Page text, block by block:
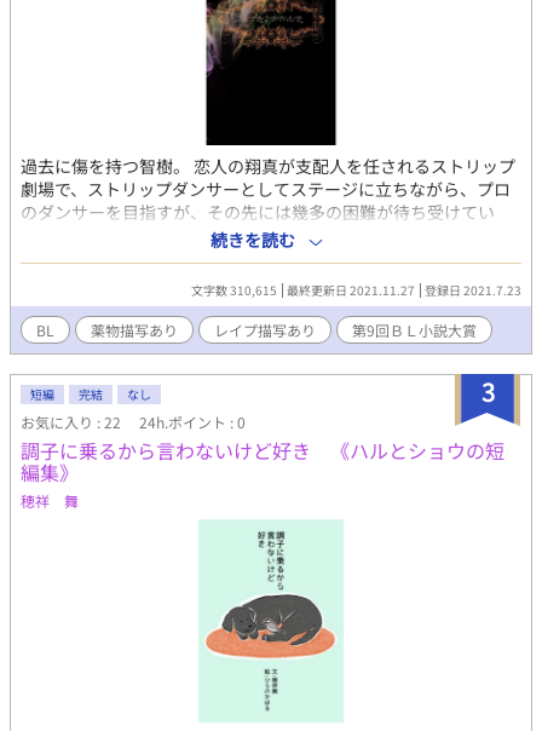
過去に傷を持つ智樹。 恋人の翔真が支配人を任されるストリップ
劇場で、ストリップダンサーとしてステージに立ちながら、プロ
のダンサーを目指すが、その先には幾多の困難が待ち受けてい
て…… 友情や愛情、嫉妬や憎悪、様々な感情が複雑に絡み合う世
界で、智樹は思い描く世界へと羽ばたくことが出来るのか…… ※
薬物、レイプ等の描写有り ※この作品は、過去に他サイトにて公
開した物を、一部加筆及び修正して掲載しております。
続きを読む
文字数 310,615 最終更新日 2021.11.27 登録日 2021.7.23
BL 薬物描写あり レイプ描写あり 第9回ＢＬ小説大賞
3
短編 完結 なし
お気に入り : 22 24h.ポイント : 0
調子に乗るから言わないけど好き 《ハルとショウの短
編集》
穂祥 舞